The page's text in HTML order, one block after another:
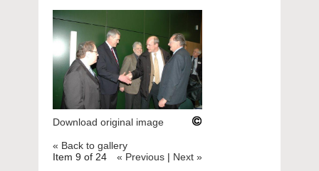
Download original image
« Back to gallery
Item 9 of 24
« Previous | Next »